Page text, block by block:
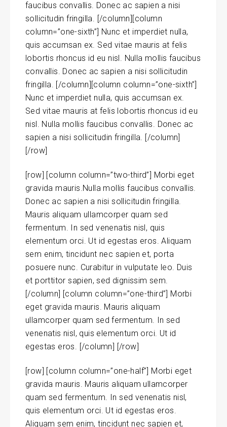
faucibus convallis. Donec ac sapien a nisi
sollicitudin fringilla. [/column][column
column=”one-sixth”] Nunc et imperdiet nulla,
quis accumsan ex. Sed vitae mauris at felis
lobortis rhoncus id eu nisl. Nulla mollis faucibus
convallis. Donec ac sapien a nisi sollicitudin
fringilla. [/column][column column=”one-sixth”]
Nunc et imperdiet nulla, quis accumsan ex.
Sed vitae mauris at felis lobortis rhoncus id eu
nisl. Nulla mollis faucibus convallis. Donec ac
sapien a nisi sollicitudin fringilla. [/column]
[/row]
[row] [column column=”two-third”] Morbi eget
gravida mauris.Nulla mollis faucibus convallis.
Donec ac sapien a nisi sollicitudin fringilla.
Mauris aliquam ullamcorper quam sed
fermentum. In sed venenatis nisl, quis
elementum orci. Ut id egestas eros. Aliquam
sem enim, tincidunt nec sapien et, porta
posuere nunc. Curabitur in vulputate leo. Duis
et porttitor sapien, sed dignissim sem.
[/column] [column column=”one-third”] Morbi
eget gravida mauris. Mauris aliquam
ullamcorper quam sed fermentum. In sed
venenatis nisl, quis elementum orci. Ut id
egestas eros. [/column] [/row]
[row] [column column=”one-half”] Morbi eget
gravida mauris. Mauris aliquam ullamcorper
quam sed fermentum. In sed venenatis nisl,
quis elementum orci. Ut id egestas eros.
Aliquam sem enim, tincidunt nec sapien et,